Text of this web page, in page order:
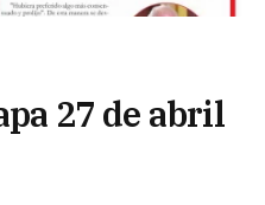
27 de abril